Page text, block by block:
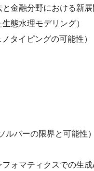
金融分野における新展
態水理モデリング）
タイピングの可能性）
バーの限界と可能性）
ォマティクスでの生成